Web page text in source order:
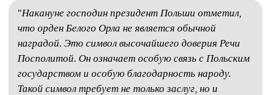
"Накануне господин президент Польши отметил,
что орден Белого Орла не является обычной
наградой. Это символ высочайшего доверия Речи
Посполитой. Он означает особую связь с Польским
государством и особую благодарность народу.
Такой символ требует не только заслуг, но и